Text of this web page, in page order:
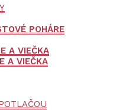
POHÁRE
A VIEČKA
A VIEČKA